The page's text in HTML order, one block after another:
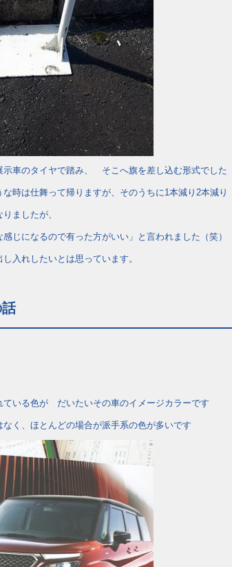
示車のタイヤで踏み、 そこへ旗を差し込む形式でした
時は仕舞って帰りますが、そのうちに1本減り2本減り
ましたが、
じになるので有った方がいい」と言われました（笑）
入れしたいとは思っています。
ている色が だいたいその車のイメージカラーです
く、ほとんどの場合が派手系の色が多いです